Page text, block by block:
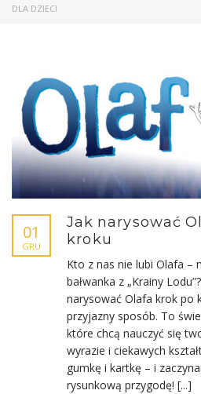
DLA DZIECI
01
GRU
Jak narysować
kroku
Kto z nas nie lubi Olafa –
bałwanka z „Krainy
narysować Olafa krok po
przyjazny sposób. To
które chcą nauczyć się
wyrazie i ciekawych
gumkę i kartkę – i
rysunkową przygodę! [...]